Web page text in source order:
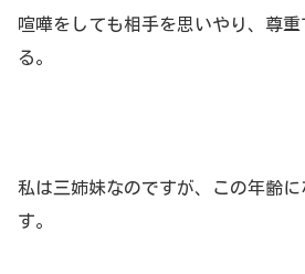
喧嘩をしても相手を思いやり、尊
る。
私は三姉妹なのですが、この年齢
す。